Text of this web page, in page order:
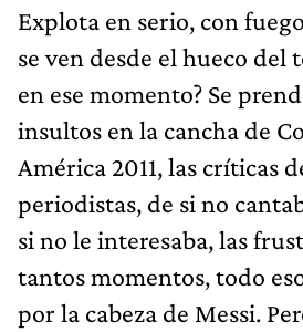
Explota en serio, con
se ven desde el hueco del
en ese momento? Se
insultos en la cancha de
América 2011, las críticas
periodistas, de si no
si no le interesaba, las
tantos momentos, todo
por la cabeza de Messi.